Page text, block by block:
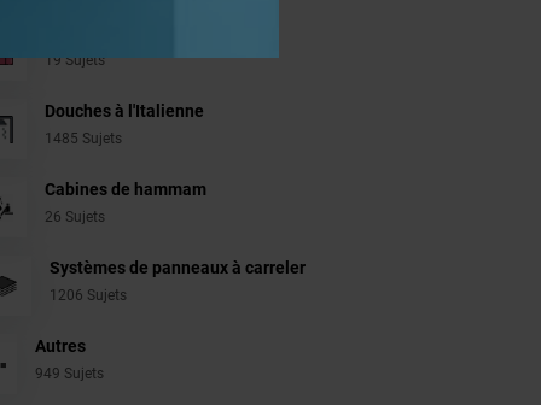
19 Sujets
Douches à l'Italienne
1485 Sujets
Cabines de hammam
26 Sujets
Systèmes de panneaux à carreler
1206 Sujets
Autres
949 Sujets